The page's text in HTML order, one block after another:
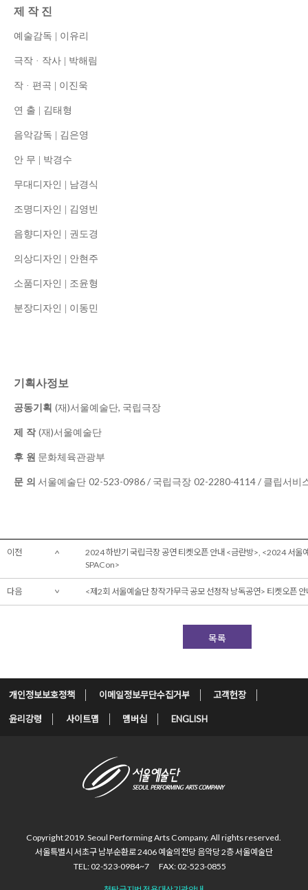
제 작 진
예술감독 이유리
극작 · 작사 박해림
작 · 편곡 이진욱
연 출 김태형
음악감독 김은영
안 무 박경수
무대디자인 남경식
조명디자인 김영빈
음향디자인 권도경
의상디자인 안현주
소품디자인 조윤형
분장디자인 이동민
기획사정보
공동기획 (재 )서울예술단, 국립극장
제 작 (재 )서울예술단
후 원 문화체육관광부
문 의 서울예술단 02-523-0986 / 국립극장 02-2280-4114 / 클립서비
이전
2024 하반기 국립극장 공연 티켓오픈 안내 <금란방>, <2024 서울
SPACon>
다음 <제2회 서울예술단 창작가무극 공모 선정작 낭독공연> 티켓오픈 안
목록
개인정보보호정책 이메일정보무단수집거부 고객헌장
윤리강령 사이트맵 멤버십 ENGLISH
Copyright 2019. Seoul Performing Arts Company. All rights reserved.
서울특별시 서초구 남부순환로 2406 예술의전당 음악당 2층 서울예술단
TEL: 02-523-0984~7
FAX: 02-523-0855